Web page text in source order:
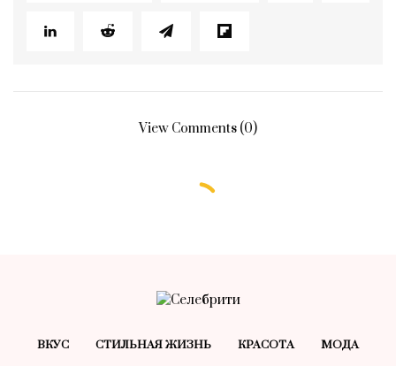
View Comments (0)
ВКУС СТИЛЬНАЯ ЖИЗНЬ КРАСОТA МОДА